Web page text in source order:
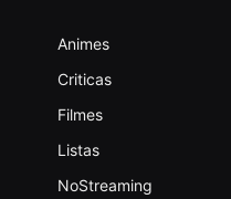
Animes
Criticas
Filmes
Listas
NoStreaming